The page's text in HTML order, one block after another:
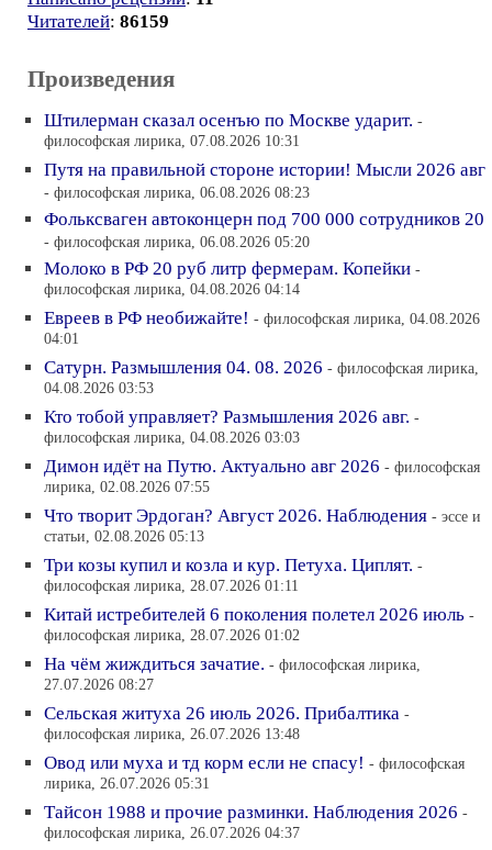
Читателей: 86159
Произведения
Штилерман сказал осенъю по Москве ударит. -
философская лирика, 07.08.2026 10:31
Путя на правильной стороне истории! Мысли 2026 авг
- философская лирика, 06.08.2026 08:23
Фольксваген автоконцерн под 700 000 сотрудников 20
- философская лирика, 06.08.2026 05:20
Молоко в РФ 20 руб литр фермерам. Копейки -
философская лирика, 04.08.2026 04:14
Евреев в РФ необижайте! - философская лирика, 04.08.2026
04:01
Сатурн. Размышления 04. 08. 2026 - философская лирика,
04.08.2026 03:53
Кто тобой управляет? Размышления 2026 авг. -
философская лирика, 04.08.2026 03:03
Димон идёт на Путю. Актуально авг 2026 - философская
лирика, 02.08.2026 07:55
Что творит Эрдоган? Август 2026. Наблюдения - эссе и
статьи, 02.08.2026 05:13
Три козы купил и козла и кур. Петуха. Циплят. -
философская лирика, 28.07.2026 01:11
Китай истребителей 6 поколения полетел 2026 июль -
философская лирика, 28.07.2026 01:02
На чём жиждиться зачатие. - философская лирика,
27.07.2026 08:27
Сельская житуха 26 июль 2026. Прибалтика -
философская лирика, 26.07.2026 13:48
Овод или муха и тд корм если не спасу! - философская
лирика, 26.07.2026 05:31
Тайсон 1988 и прочие разминки. Наблюдения 2026 -
философская лирика, 26.07.2026 04:37